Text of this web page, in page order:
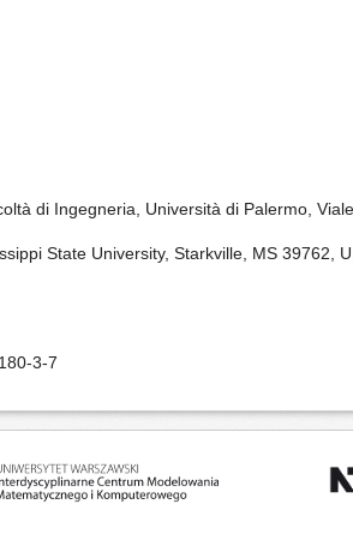
di Ingegneria, Università di Palermo,
State University, Starkville, MS 39762,
3-7